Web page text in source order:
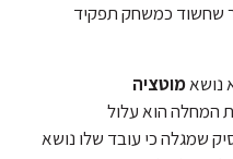
שחשוד כמשחק תפקיד
נושאמוטציה
המחלה הוא עלול
שמגלה כי עובד שלו נושא